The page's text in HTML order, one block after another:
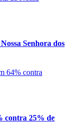
Senhora dos
contra 25% de